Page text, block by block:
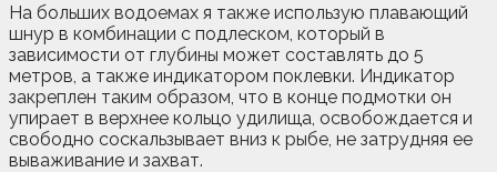
На больших водоемах я также использую плавающий
шнур в комбинации с подлеском, который в
зависимости от глубины может составлять до 5
метров, а также индикатором поклевки. Индикатор
закреплен таким образом, что в конце подмотки он
упирает в верхнее кольцо удилища, освобождается и
свободно соскальзывает вниз к рыбе, не затрудняя ее
вываживание и захват.